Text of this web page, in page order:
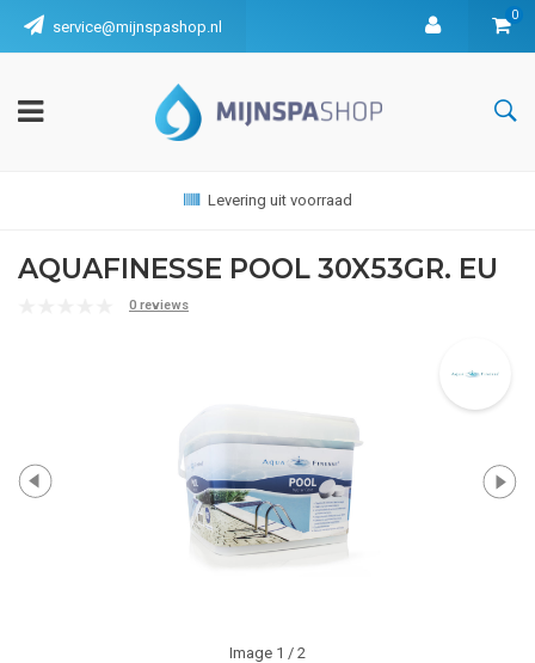
service@mijnspashop.nl
0
Levering uit voorraad
AQUAFINESSE POOL 30X53GR. EU
0 reviews
Image 1 / 2